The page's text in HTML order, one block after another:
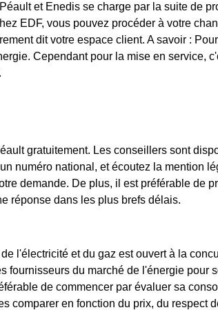
et Enedis se charge par la suite de
EDF, vous pouvez procéder à votre
dit votre espace client. A savoir :
Cependant pour la mise en service,
gratuitement. Les conseillers sont
numéro national, et écoutez la mention
demande. De plus, il est préférable de
réponse dans les plus brefs délais.
l'électricité et du gaz est ouvert à la
fournisseurs du marché de l'énergie pour
de commencer par évaluer sa
comparer en fonction du prix, du respect